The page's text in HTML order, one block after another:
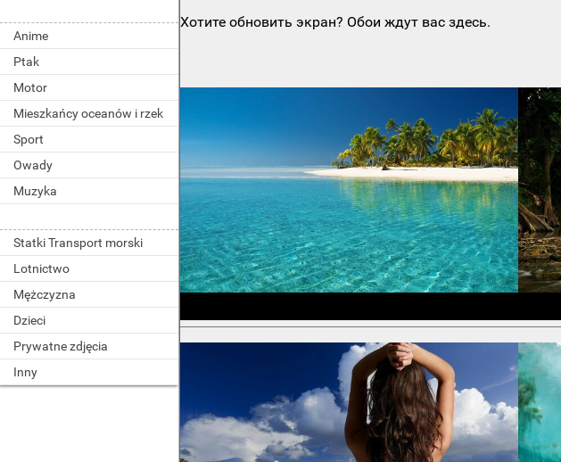
Anime
Ptak
Motor
Mieszkańcy oceanów i rzek
Sport
Owady
Muzyka
Statki Transport morski
Lotnictwo
Mężczyzna
Dzieci
Prywatne zdjęcia
Inny
Хотите обновить экран? Обои ждут вас здесь.